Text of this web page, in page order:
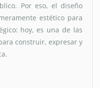
Por eso, el diseño
estético para
hoy, es una de las
construir, expresar y